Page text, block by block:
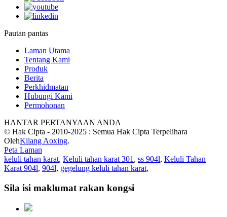
Pautan pantas
Laman Utama
Tentang Kami
Produk
Berita
Perkhidmatan
Hubungi Kami
Permohonan
HANTAR PERTANYAAN ANDA
© Hak Cipta - 2010-2025 : Semua Hak Cipta Terpelihara
OlehKilang Aoxing.
Peta Laman
keluli tahan karat, Keluli tahan karat 301 , ss 904l, Keluli Tahan
Karat 904l, 904l, gegelung keluli tahan karat,
Sila isi maklumat rakan kongsi